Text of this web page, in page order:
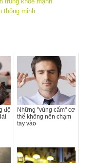
thông minh
độ
Những "vùng cấm" cơ
thể không nên chạm
tay vào